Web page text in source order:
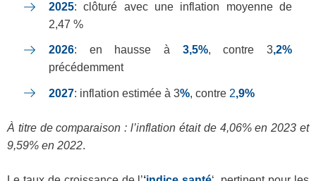
2025: clôturé avec une inflation moyenne de
2,47 %
2026: en hausse à 3,5%, contre 3,2%
précédemment
2027: inflation estimée à 3%, contre 2,9%
À titre de comparaison : l’inflation était de 4,06% en 2023 et
9,59% en 2022.